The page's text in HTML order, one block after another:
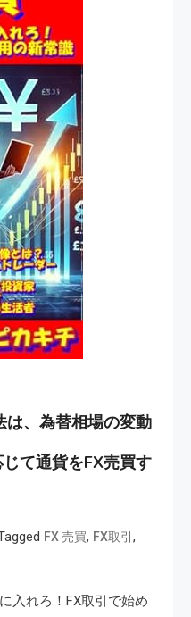
は、為替相場の変動
て通貨をFX売買す
FX 売買, FX取引 ,
入れろ！FX取引で始め